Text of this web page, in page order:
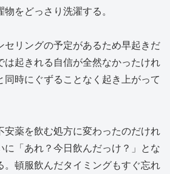
をどっさり洗濯する。
セリングの予定があるため早起きだ
は起きれる自信が全然なかったけれ
同時にぐずることなく起き上がって
安薬を飲む処方に変わったのだけれ
に「あれ？今日飲んだっけ？」とな
。頓服飲んだタイミングもすぐ忘れ